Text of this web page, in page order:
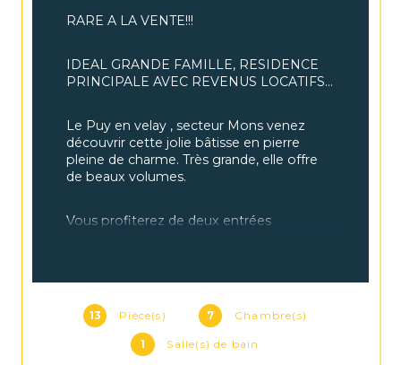
13 Pièce(s) 7 Chambre(s)
1 Salle(s) de bain
RARE A LA VENTE!!!
IDEAL GRANDE FAMILLE, RESIDENCE
PRINCIPALE AVEC REVENUS LOCATIFS...
Le Puy en velay , secteur Mons venez
découvrir cette jolie bâtisse en pierre
pleine de charme. Très grande, elle offre
de beaux volumes.
Vous profiterez de deux entrées
Le rez de chaussée est composé d'un
actuellement séparé en deux par une
cloison mobile, une grande cuisine de
23M2 baignée de lumière avec ses trois